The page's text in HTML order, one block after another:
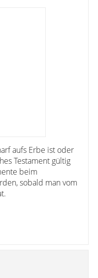
aufs Erbe ist oder
Testament gültig
beim
sobald man vom